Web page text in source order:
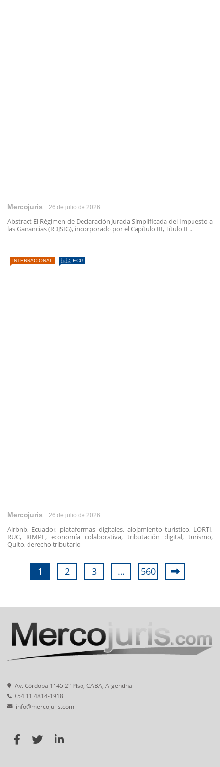
Mercojuris 26 de julio de 2026
Abstract El Régimen de Declaración Jurada Simplificada del Impuesto a
las Ganancias (RDJSIG), incorporado por el Capítulo III, Título II ...
INTERNACIONAL 🇪🇨 ECU
Mercojuris 26 de julio de 2026
Airbnb, Ecuador, plataformas digitales, alojamiento turístico, LORTI,
RUC, RIMPE, economía colaborativa, tributación digital, turismo,
Quito, derecho tributario
1 2 3 … 560
Av. Córdoba 1145 2° Piso, CABA, Argentina
+54 11 4814-1918
info@mercojuris.com